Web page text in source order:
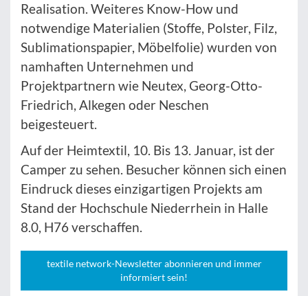
Realisation. Weiteres Know-How und
notwendige Materialien (Stoffe, Polster, Filz,
Sublimationspapier, Möbelfolie) wurden von
namhaften Unternehmen und
Projektpartnern wie Neutex, Georg-Otto-
Friedrich, Alkegen oder Neschen
beigesteuert.
Auf der Heimtextil, 10. Bis 13. Januar, ist der
Camper zu sehen. Besucher können sich einen
Eindruck dieses einzigartigen Projekts am
Stand der Hochschule Niederrhein in Halle
8.0, H76 verschaffen.
textile network-Newsletter abonnieren und immer
informiert sein!